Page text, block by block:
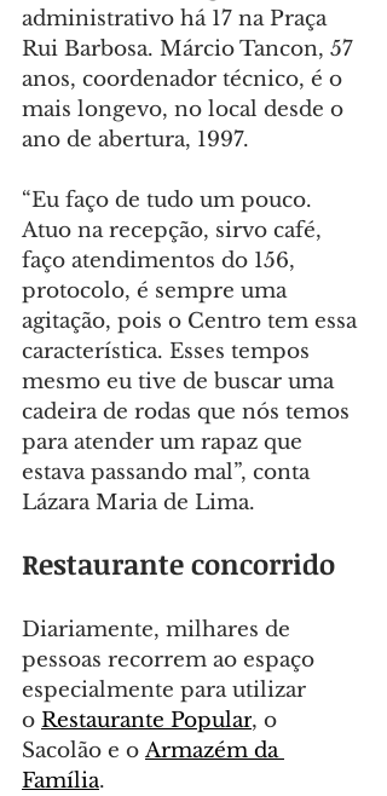
administrativo há 17 na Praça
Rui Barbosa. Márcio Tancon, 57
anos, coordenador técnico, é o
mais longevo, no local desde o
ano de abertura, 1997.
“Eu faço de tudo um pouco.
Atuo na recepção, sirvo café,
faço atendimentos do 156,
protocolo, é sempre uma
agitação, pois o Centro tem essa
característica. Esses tempos
mesmo eu tive de buscar uma
cadeira de rodas que nós temos
para atender um rapaz que
estava passando mal”, conta
Lázara Maria de Lima.
Restaurante concorrido
Diariamente, milhares de
pessoas recorrem ao espaço
especialmente para utilizar
o Restaurante Popular, o
Sacolão e o Armazém da
Família.